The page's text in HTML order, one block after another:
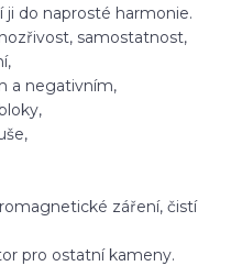
ji do naprosté harmonie.
samostatnost,
a negativním,
záření, čistí
pro ostatní kameny.